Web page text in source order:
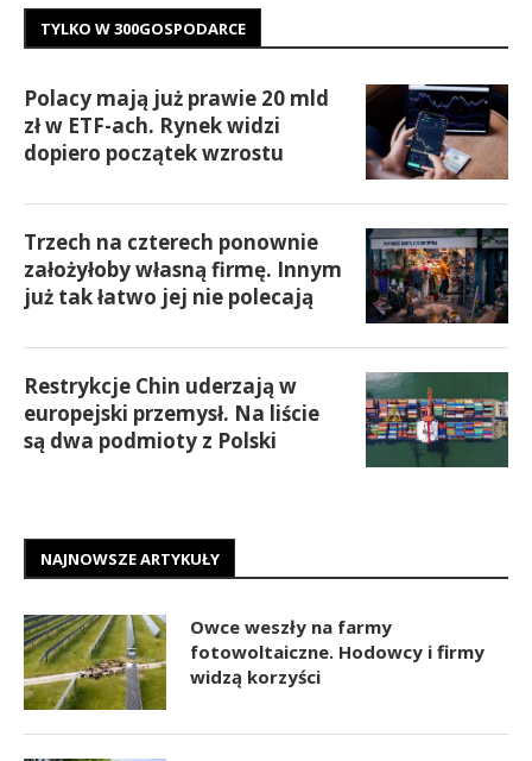
TYLKO W 300GOSPODARCE
Polacy mają już prawie 20 mld
zł w ETF-ach. Rynek widzi
dopiero początek wzrostu
Trzech na czterech ponownie
założyłoby własną firmę. Innym
już tak łatwo jej nie polecają
Restrykcje Chin uderzają w
europejski przemysł. Na liście
są dwa podmioty z Polski
NAJNOWSZE ARTYKUŁY
Owce weszły na farmy
fotowoltaiczne. Hodowcy i firmy
widzą korzyści